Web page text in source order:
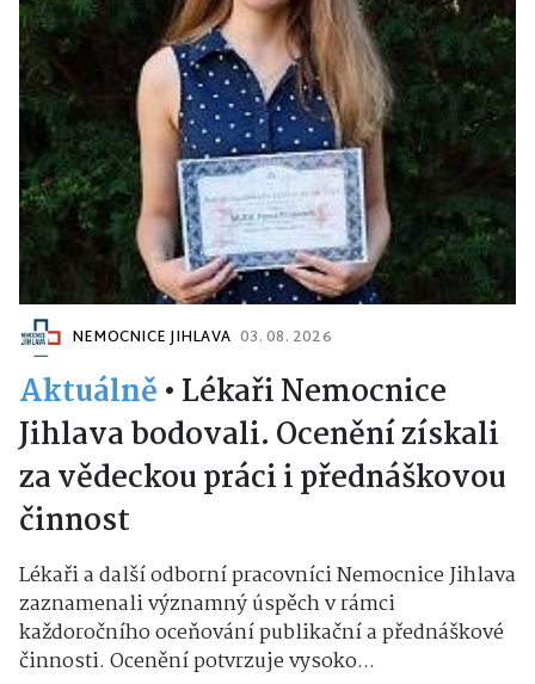
NEMOCNICE JIHLAVA 03. 08. 2026
Aktuálně • Lékaři Nemocnice
Jihlava bodovali. Ocenění získali
za vědeckou práci i přednáškovou
činnost
Lékaři a další odborní pracovníci Nemocnice Jihlava
zaznamenali významný úspěch v rámci
každoročního oceňování publikační a přednáškové
činnosti. Ocenění potvrzuje vysoko...